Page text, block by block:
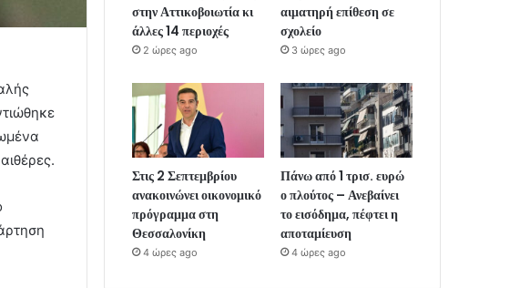
στην Αττικοβοιωτία κι
άλλες 14 περιοχές
2 ώρες ago
αιματηρή επίθεση σε
σχολείο
3 ώρες ago
Στις 2 Σεπτεμβρίου
ανακοινώνει οικονομικό
πρόγραμμα στη
Θεσσαλονίκη
4 ώρες ago
Πάνω από 1 τρισ. ευρώ
ο πλούτος – Ανεβαίνει
το εισόδημα, πέφτει η
αποταμίευση
4 ώρες ago